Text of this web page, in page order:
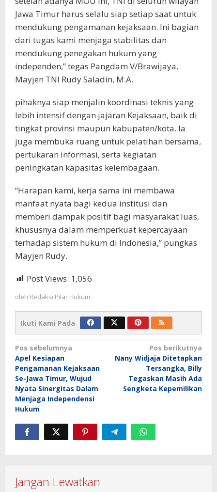
Jawa Timur harus selalu siap setiap saat untuk
mendukung pengamanan kejaksaan. Ini bagian
dari tugas kami menjaga stabilitas dan
mendukung penegakan hukum yang
independen,” tegas Pangdam V/Brawijaya,
Mayjen TNI Rudy Saladin, M.A.
pihaknya siap menjalin koordinasi teknis yang
lebih intensif dengan jajaran Kejaksaan, baik di
tingkat provinsi maupun kabupaten/kota. Ia
juga membuka ruang untuk pelatihan bersama,
pertukaran informasi, serta kegiatan
peningkatan kapasitas kelembagaan.
“Harapan kami, kerja sama ini membawa
manfaat nyata bagi kedua institusi dan
memberi dampak positif bagi masyarakat luas,
khususnya dalam memperkuat kepercayaan
terhadap sistem hukum di Indonesia,” pungkas
Mayjen Rudy.
Post Views: 1,056
oleh Redaksi Pilar Hukum
Ikuti Kami Pada
Navigasi
pos
Pos sebelumnya
Apel Kesiapan
Pengamanan Kejaksaan
Se-Jawa Timur, Wujud
Nyata Sinergitas Dalam
Menjaga Independensi
Hukum
Pos berikutnya
Nany Widjaja Ditetapkan
Tersangka, Billy
Tegaskan Masih Ada
Sengketa Kepemilikan
Jangan Lewatkan